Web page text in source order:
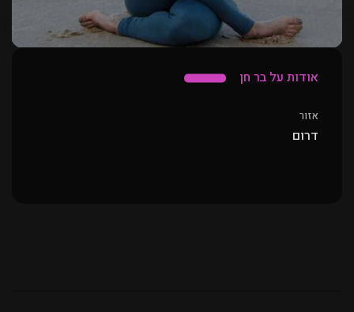
אודות על בר חן
אזור
דרום